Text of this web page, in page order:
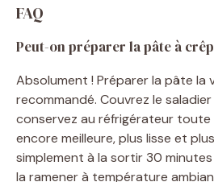
FAQ
Peut-on préparer la pâte à
Absolument ! Préparer la pâte la
recommandé. Couvrez le
conservez au réfrigérateur toute
encore meilleure, plus lisse et
simplement à la sortir 30
la ramener à température